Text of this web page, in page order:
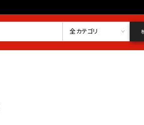
お気に入り
全カテゴリ